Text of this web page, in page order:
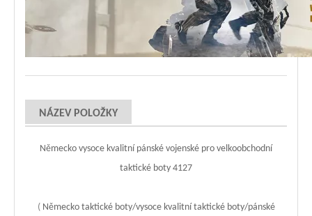
NÁZEV POLOŽKY
Německo vysoce kvalitní pánské vojenské pro velkoobchodní
taktické boty 4127
( Německo taktické boty/vysoce kvalitní taktické boty/pánské